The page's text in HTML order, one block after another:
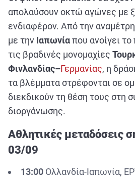
ΣΥΝΕΝΤΕΥΞΕΙΣ
ΑΘΛΗΤΙΚΕΣ ΜΕΤΑΔΟΣΕΙΣ
Εξυπηρέτηση Πελατών
απολαύσουν οκτώ αγώνες με
ενδιαφέρον. Από την
με την Ιαπωνίαπου ανοίγει
τις βραδινές μονομαχίες
Φινλανδίας–Γερμανίας, η
τα βλέμματα στρέφονται σε
διεκδικούν τη θέση τους στη
διοργάνωσης.
Αθλητικές μεταδόσεις
03/09
13:00 Ολλανδία-Ιαπωνία,